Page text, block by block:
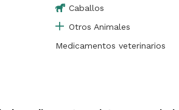
Caballos
Otros Animales
Medicamentos veterinarios